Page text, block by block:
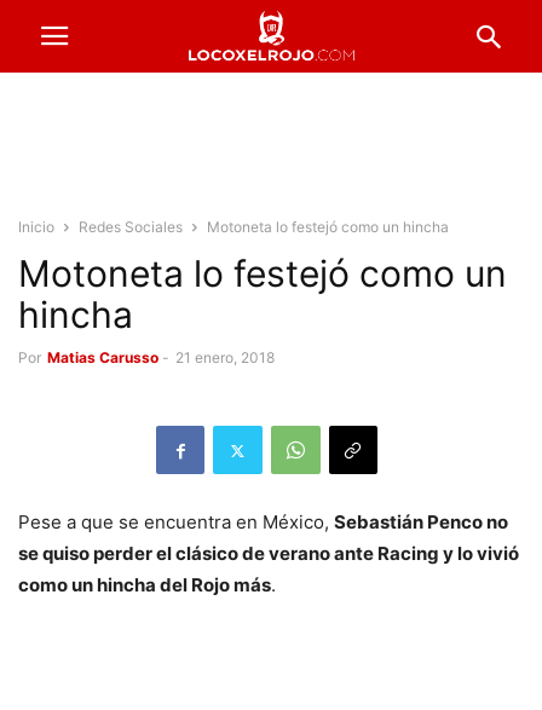
Inicio Redes Sociales Motoneta lo festejó como un hincha
Motoneta lo festejó como un
hincha
Por Matias Carusso - 21 enero, 2018
Pese a que se encuentra en México, Sebastián Penco no
se quiso perder el clásico de verano ante Racing y lo vivió
como un hincha del Rojo más.